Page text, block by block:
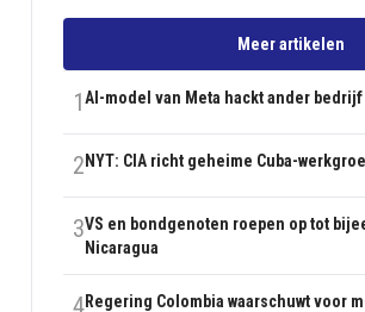
Meer artikelen
1AI-model van Meta hackt ander
2 NYT: CIA richt geheime Cuba-
3VS en bondgenoten roepen op tot
Nicaragua
4Regering Colombia waarschuwt voor